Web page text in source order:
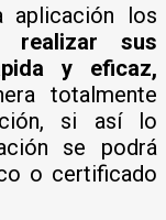
aplicación los
realizar sus
y eficaz,
totalmente
si así lo
se podrá
o certificado